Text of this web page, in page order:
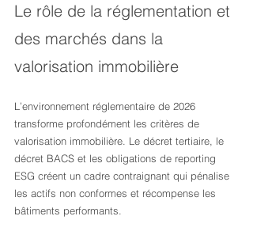
Le rôle de la réglementation et
des marchés dans la
valorisation immobilière
L’environnement réglementaire de 2026
transforme profondément les critères de
valorisation immobilière. Le décret tertiaire, le
décret BACS et les obligations de reporting
ESG créent un cadre contraignant qui pénalise
les actifs non conformes et récompense les
bâtiments performants.